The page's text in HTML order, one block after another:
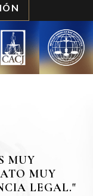
MUY
MUY
LEGAL."